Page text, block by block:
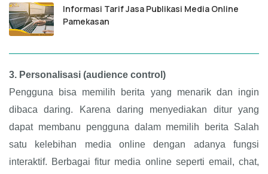
Informasi Tarif Jasa Publikasi Media Online
Pamekasan
3. Personalisasi (audience control)
Pengguna bisa memilih berita yang menarik dan ingin
dibaca daring. Karena daring menyediakan ditur yang
dapat membanu pengguna dalam memilih berita Salah
satu kelebihan media online dengan adanya fungsi
interaktif. Berbagai fitur media online seperti email, chat,